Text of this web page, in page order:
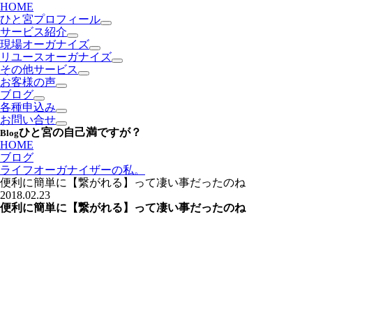
HOME
ひと宮プロフィール
サービス紹介
現場オーガナイズ
リユースオーガナイズ
その他サービス
お客様の声
ブログ
各種申込み
お問い合せ
Blogひと宮の自己満ですが？
HOME
ブログ
ライフオーガナイザーの私。
便利に簡単に【繋がれる】って凄い事だったのね
2018.02.23
便利に簡単に【繋がれる】って凄い事だったのね